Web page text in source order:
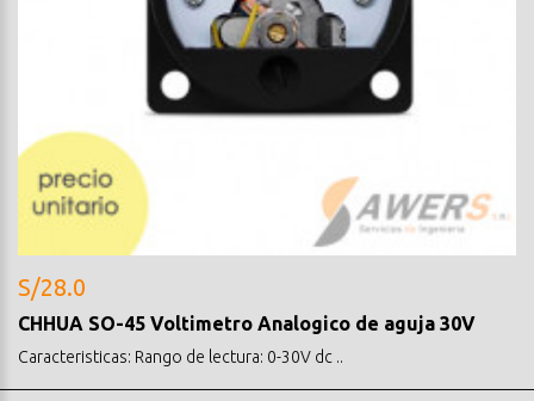
S/28.0
CHHUA SO-45 Voltimetro Analogico de aguja 30V
Caracteristicas: Rango de lectura: 0-30V dc ..